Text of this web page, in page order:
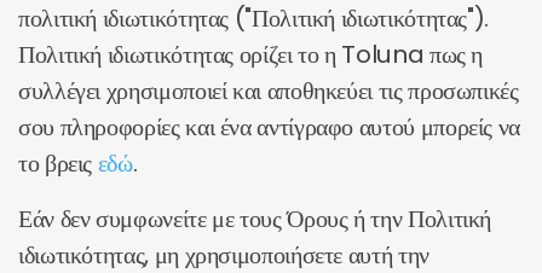
πολιτική ιδιωτικότητας ("Πολιτική ιδιωτικότητας").
Πολιτική ιδιωτικότητας ορίζει το η Toluna πως η
συλλέγει χρησιμοποιεί και αποθηκεύει τις προσωπικές
σου πληροφορίες και ένα αντίγραφο αυτού μπορείς να
το βρειςεδώ.
Εάν δεν συμφωνείτε με τους Όρους ή την Πολιτική
ιδιωτικότητας, μη χρησιμοποιήσετε αυτή την